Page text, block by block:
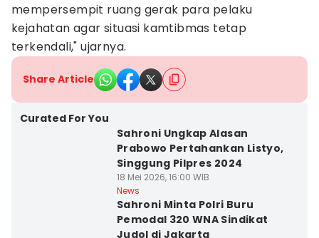
mempersempit ruang gerak para pelaku
kejahatan agar situasi kamtibmas tetap
terkendali," ujarnya.
Share Article
Curated For You
Sahroni Ungkap Alasan
Prabowo Pertahankan Listyo,
Singgung Pilpres 2024
18 Mei 2026, 16:00 WIB
News
Sahroni Minta Polri Buru
Pemodal 320 WNA Sindikat
Judol di Jakarta